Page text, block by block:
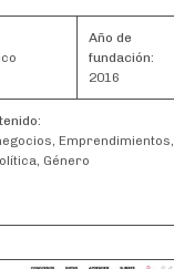
Año de
fundación:
2016
Emprendimientos,
Género